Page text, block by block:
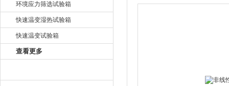
环境应力筛选试验箱
快速温变湿热试验箱
快速温变试验箱
查看更多